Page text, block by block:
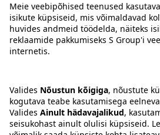
Võta meiega ühendust
Hotelli kontaktandmed
Klienditeeninduse kontaktandmed›
Tagasiside
Telli uudiskiri
Saate igakuiselt e-postiga
viimased eelised ja uudised
Sokos Hotellidest.